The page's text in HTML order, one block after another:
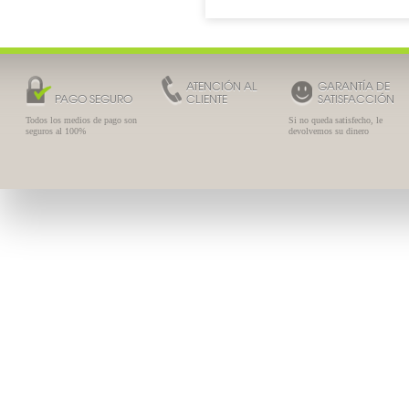
PAGO SEGURO
Todos los medios de pago son
seguros al 100%
ATENCIÓN AL
CLIENTE
GARANTÍA DE
SATISFACCIÓN
Si no queda satisfecho, le
devolvemos su dinero